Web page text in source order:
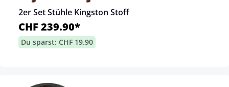
2er Set Stühle Kingston Stoff
CHF 239.90*
Du sparst: CHF 19.90